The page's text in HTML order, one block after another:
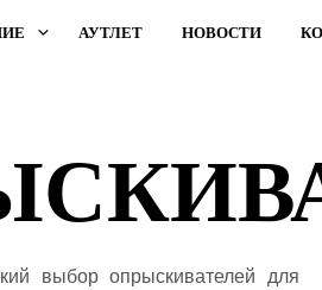
АУТЛЕТ НОВОСТИ
выбор опрыскивателей для